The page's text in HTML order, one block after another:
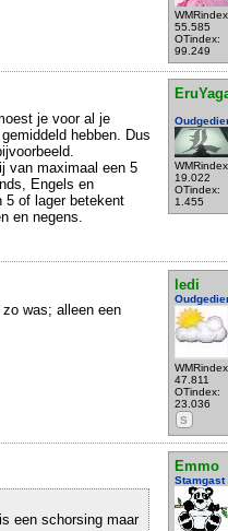
55.585
OTindex:
99.249
19.022
OTindex:
1.455
je voor al je
hebben. Dus
van maximaal een 5
Engels en
5 of lager betekent
en negens.
ledi
47.811
OTindex:
23.036
S
was; alleen een
Emmo
Stamgast
een schorsing maar